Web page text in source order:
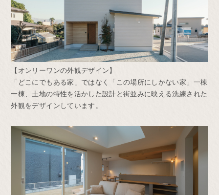
【オンリーワンの外観デザイン】
「どこにでもある家」ではなく「この場所にしかない家」一棟
一棟、土地の特性を活かした設計と街並みに映える洗練された
外観をデザインしています。